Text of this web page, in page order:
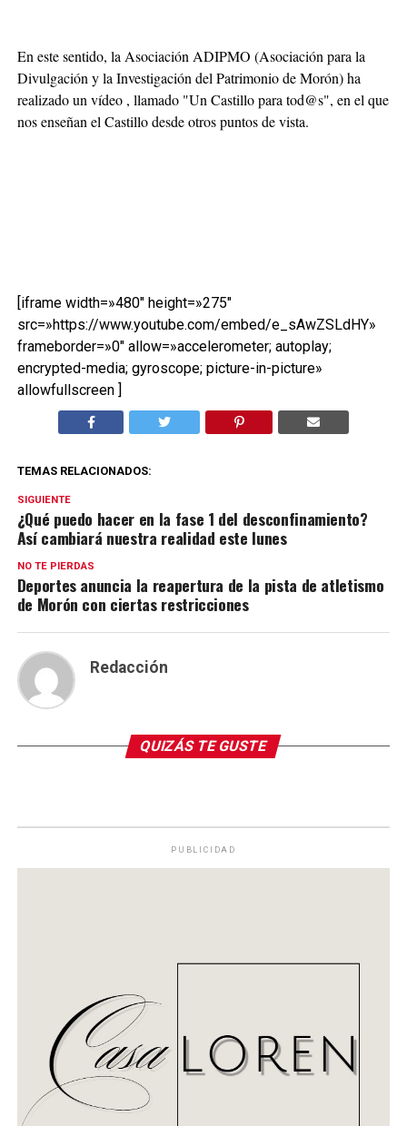
En este sentido, la Asociación ADIPMO (Asociación para la
Divulgación y la Investigación del Patrimonio de Morón) ha
realizado un vídeo , llamado "Un Castillo para tod@s", en el que
nos enseñan el Castillo desde otros puntos de vista.
[iframe width=»480″ height=»275″
src=»https://www.youtube.com/embed/e_sAwZSLdHY»
frameborder=»0″ allow=»accelerometer; autoplay;
encrypted-media; gyroscope; picture-in-picture»
allowfullscreen ]
TEMAS RELACIONADOS:
SIGUIENTE
¿Qué puedo hacer en la fase 1 del desconfinamiento?
Así cambiará nuestra realidad este lunes
NO TE PIERDAS
Deportes anuncia la reapertura de la pista de atletismo
de Morón con ciertas restricciones
Redacción
QUIZÁS TE GUSTE
PUBLICIDAD